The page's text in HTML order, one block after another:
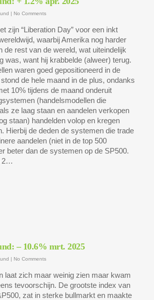
| No Comments
zijn “Liberation Day” voor een inkt
waarbij Amerika nog harder
de rest van de wereld, wat uiteindelijk
was, want hij krabbelde (alweer) terug.
waren goed gepositioneerd in de
de hele maand in de plus, ondanks
10% tijdens de maand onderuit
(handelsmodellen die
ze laag staan en aandelen verkopen
staan) handelden volop en kregen
Hierbij de deden de systemen die trade
aandelen (niet in de top 500
beter dan de systemen op de SP500.
2…
– 10.6% mrt. 2025
| No Comments
laat zich maar weinig zien maar kwam
tevoorschijn. De grootste index van
zat in sterke bullmarkt en maakte